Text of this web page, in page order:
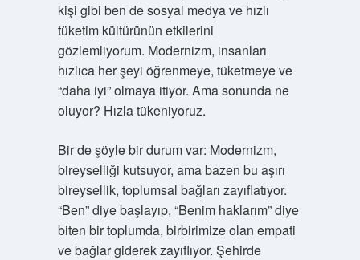
kişi gibi ben de sosyal medya ve hızlı
tüketim kültürünün etkilerini
gözlemliyorum. Modernizm, insanları
hızlıca her şeyi öğrenmeye, tüketmeye ve
“daha iyi” olmaya itiyor. Ama sonunda ne
oluyor? Hızla tükeniyoruz.
Bir de şöyle bir durum var: Modernizm,
bireyselliği kutsuyor, ama bazen bu aşırı
bireysellik, toplumsal bağları zayıflatıyor.
“Ben” diye başlayıp, “Benim haklarım” diye
biten bir toplumda, birbirimize olan empati
ve bağlar giderek zayıflıyor. Şehirde